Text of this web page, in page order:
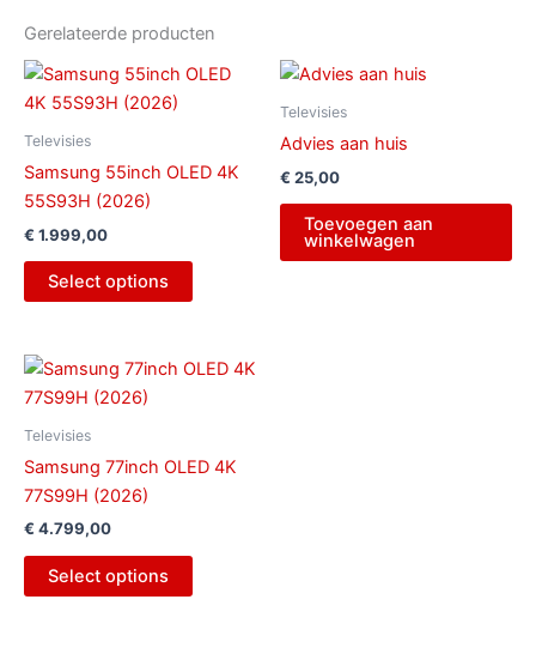
Gerelateerde producten
Televisies
Samsung 55inch OLED 4K
55S93H (2026)
€ 1.999,00
Select options
Televisies
Advies aan huis
€ 25,00
Toevoegen aan
winkelwagen
Televisies
Samsung 77inch OLED 4K
77S99H (2026)
€ 4.799,00
Select options